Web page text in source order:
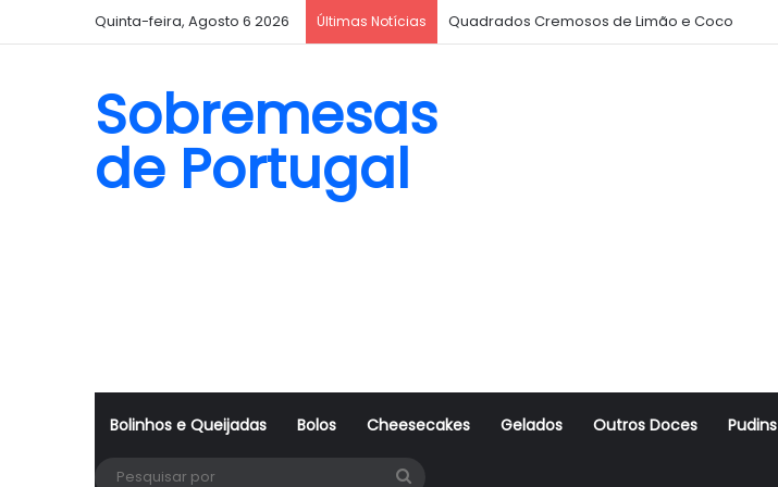
Quinta-feira, Agosto 6 2026 Últimas Notícias Quadrados Cremosos de Limão e Coco
Sobremesas
de Portugal
Bolinhos e Queijadas Bolos Cheesecakes Gelados Outros Doces Pudins